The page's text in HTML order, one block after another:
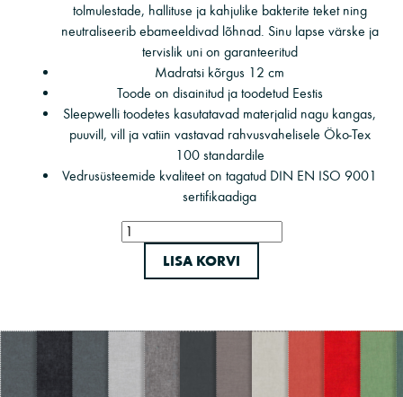
tolmulestade, hallituse ja kahjulike bakterite teket ning
neutraliseerib ebameeldivad lõhnad. Sinu lapse värske ja
tervislik uni on garanteeritud
Madratsi kõrgus 12 cm
Toode on disainitud ja toodetud Eestis
Sleepwelli toodetes kasutatavad materjalid nagu kangas,
puuvill, vill ja vatiin vastavad rahvusvahelisele Öko-Tex
100 standardile
Vedrusüsteemide kvaliteet on tagatud DIN EN ISO 9001
sertifikaadiga
Sleepwell
80x160
kogus
LISA KORVI